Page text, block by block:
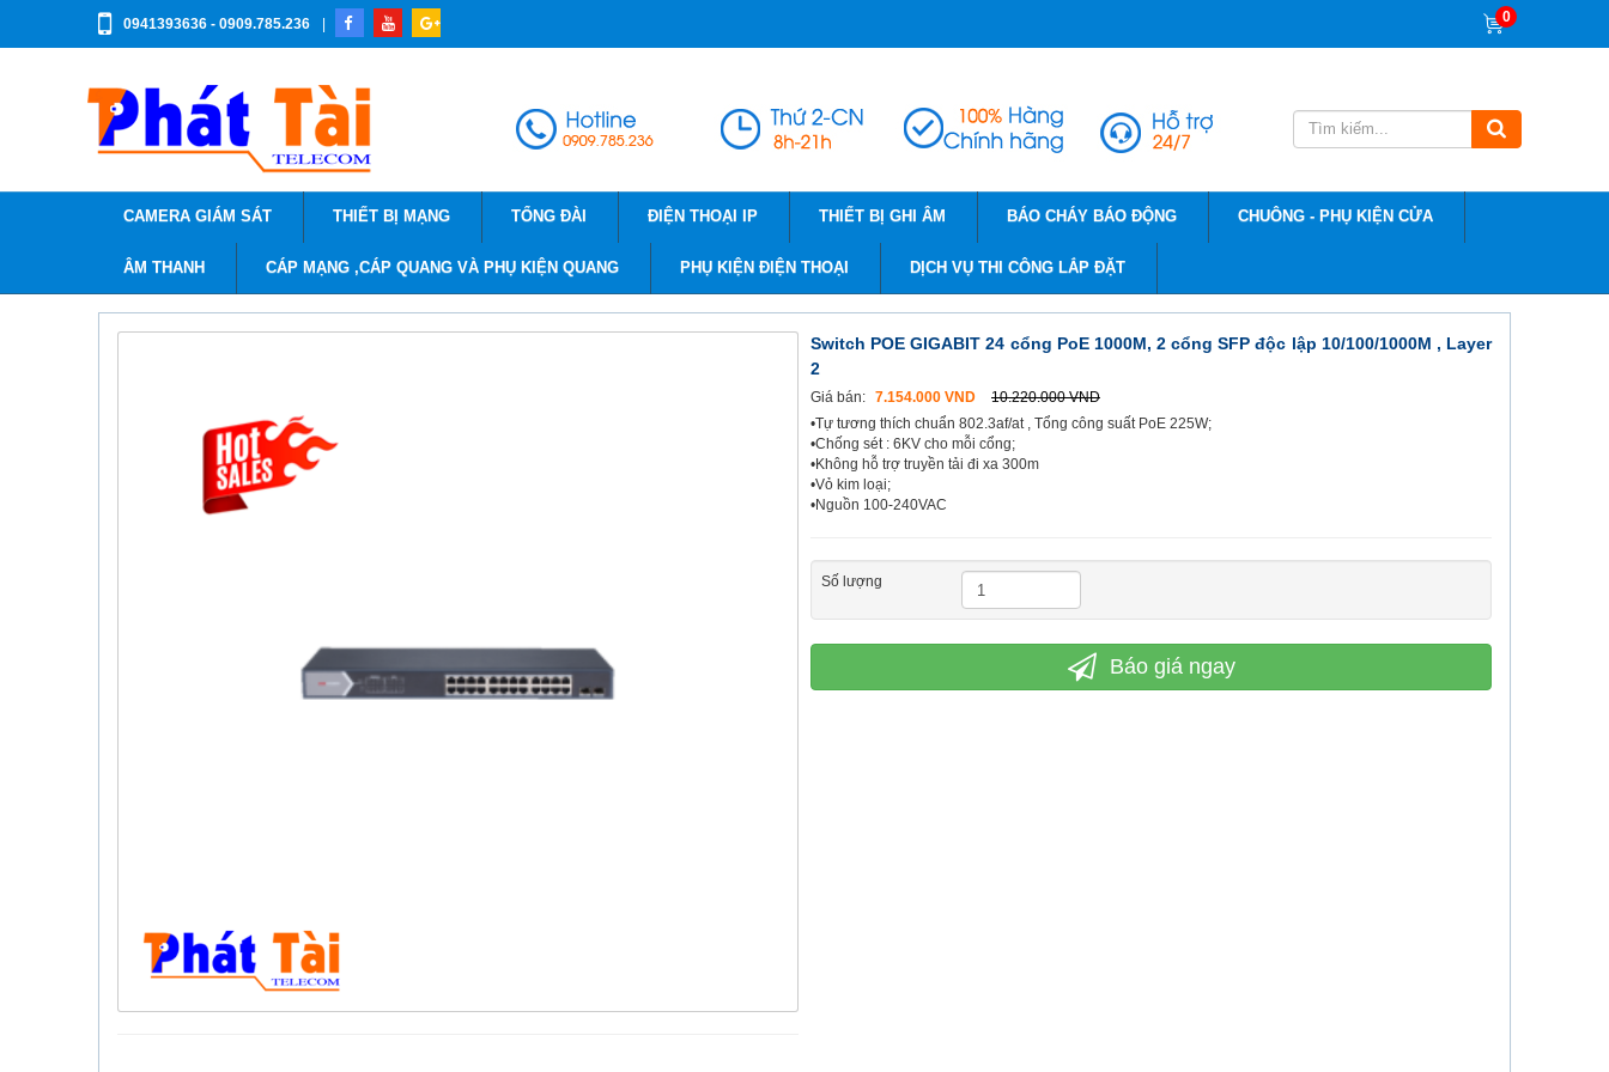
0941393636 - 0909.785.236 0
CAMERA GIÁM SÁT THIẾT BỊ MẠNG TỔNG ĐÀI ĐIỆN THOẠI IP THIẾT BỊ GHI ÂM BÁO CHÁY BÁO ĐỘNG CHUÔNG - PHỤ KIỆN CỬA
ÂM THANH CÁP MẠNG ,CÁP QUANG VÀ PHỤ KIỆN QUANG PHỤ KIỆN ĐIỆN THOẠI DỊCH VỤ THI CÔNG LẮP ĐẶT
Switch POE GIGABIT 24 cổng PoE 1000M, 2 cổng SFP độc lập 10/100/1000M , Layer
2
Giá bán: 7.154.000 VND
10.220.000 VND
•Tự tương thích chuẩn 802.3af/at , Tổng công suất PoE 225W;
•Chống sét : 6KV cho mỗi cổng;
•Không hỗ trợ truyền tải đi xa 300m
•Vỏ kim loại;
•Nguồn 100-240VAC
Số lượng
Báo giá ngay